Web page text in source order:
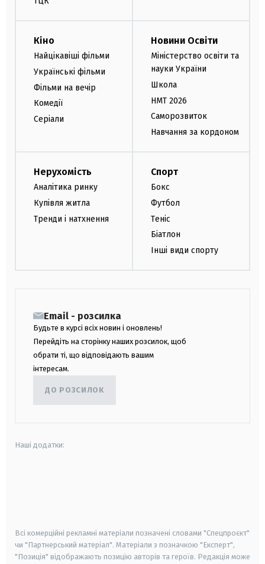
Кіно
Найцікавіші фільми
Українські фільми
Фільми на вечір
Комедії
Серіали
Новини Освіти
Міністерство освіти та
науки України
Школа
НМТ 2026
Саморозвиток
Навчання за кордоном
Нерухомість
Аналітика ринку
Купівля житла
Тренди і натхнення
Спорт
Бокс
Футбол
Теніс
Біатлон
Інші види спорту
Email - розсилка
Будьте в курсі всіх новин і оновлень!
Перейдіть на сторінку наших розсилок, щоб
обрати ті, що відповідають вашим
інтересам.
ДО РОЗСИЛОК
Наші додатки:
Всі комерційні рекламні матеріали позначені словами "Спецпроєкт"
чи "Партнерський матеріал". Матеріали з позначкою "Експерт",
"Позиція" відображають позицію авторів та героїв. Редакція може